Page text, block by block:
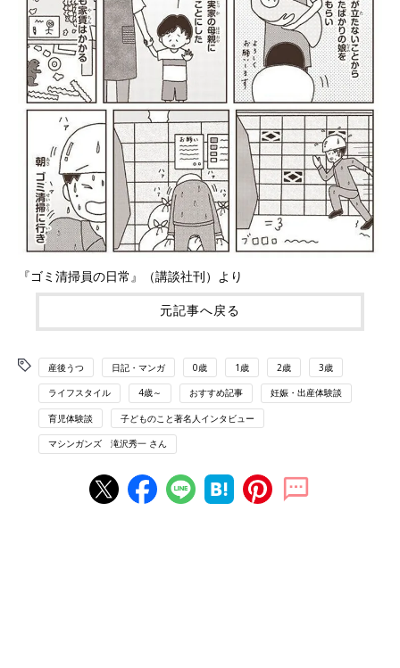
『ゴミ清掃員の日常』（講談社刊）より
元記事へ戻る
産後うつ 日記・マンガ 0歳 1歳 2歳 3歳
ライフスタイル 4歳～ おすすめ記事 妊娠・出産体験談
育児体験談 子どものこと著名人インタビュー
マシンガンズ 滝沢秀一 さん